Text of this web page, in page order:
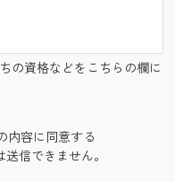
の資格などをこちらの欄に
内容に同意する
信できません。